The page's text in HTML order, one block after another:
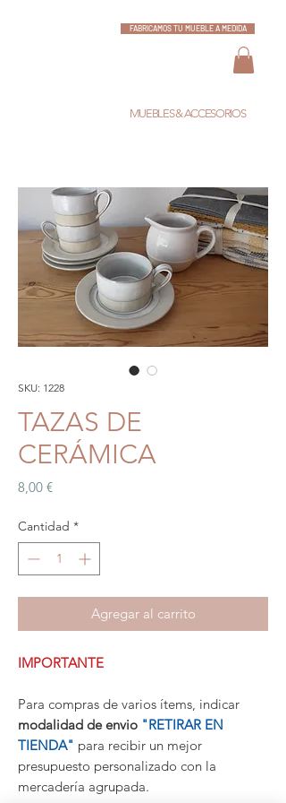
FABRICAMOS TU MUEBLE A MEDIDA
MUEBLES & ACCESORIOS
SKU: 1228
TAZAS DE
CERÁMICA
8,00 €Precio
Cantidad *
Agregar al carrito
IMPORTANTE
Para compras de varios ítems, indicar
modalidad de envio "RETIRAR EN
TIENDA" para recibir un mejor
presupuesto personalizado con la
mercadería agrupada.